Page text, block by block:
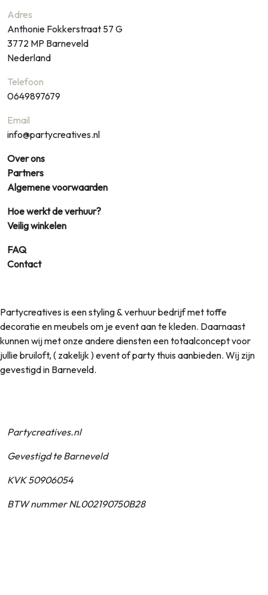
Adres
Anthonie Fokkerstraat 57 G
3772 MP Barneveld
Nederland
Telefoon
0649897679
Email
info@partycreatives.nl
Over ons
Partners
Algemene voorwaarden
Hoe werkt de verhuur?
Veilig winkelen
FAQ
Contact
Partycreatives is een styling & verhuur bedrijf met toffe
decoratie en meubels om je event aan te kleden. Daarnaast
kunnen wij met onze andere diensten een totaalconcept voor
jullie bruiloft, ( zakelijk ) event of party thuis aanbieden. Wij zijn
gevestigd in Barneveld.
Partycreatives.nl
Gevestigd te Barneveld
KVK 50906054
BTW nummer NL002190750B28